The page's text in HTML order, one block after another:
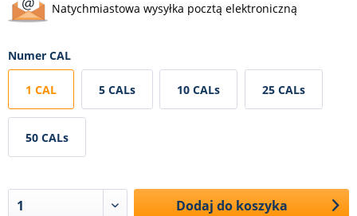
Natychmiastowa wysyłka pocztą elektroniczną
Numer CAL
1 CAL 5 CALs 10 CALs 25 CALs
50 CALs
Dodaj do koszyka